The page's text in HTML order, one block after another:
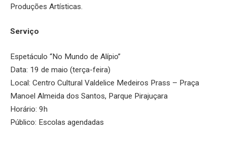
Produções Artísticas.
Serviço
Espetáculo “No Mundo de Alípio”
Data: 19 de maio (terça-feira)
Local: Centro Cultural Valdelice Medeiros Prass – Praça
Manoel Almeida dos Santos, Parque Pirajuçara
Horário: 9h
Público: Escolas agendadas